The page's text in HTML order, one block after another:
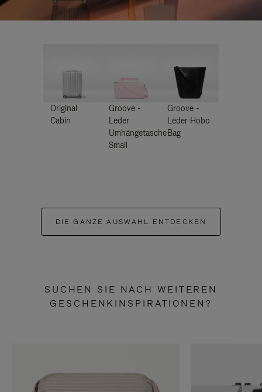
Original
Cabin
Groove -
Leder
Umhängetasche
Small
Groove -
Leder Hobo
Bag
DIE GANZE AUSWAHL ENTDECKEN
SUCHEN SIE NACH WEITEREN
GESCHENKINSPIRATIONEN?